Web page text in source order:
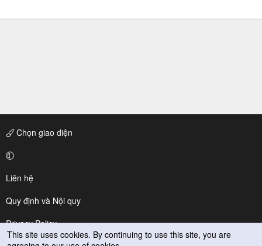
Chọn giao diện
Liên hệ
Quy định và Nội quy
Privacy Policy
This site uses cookies. By continuing to use this site, you are